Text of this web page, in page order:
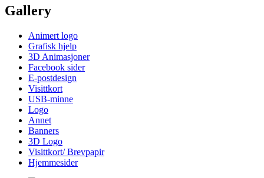
Gallery
Animert logo
Grafisk hjelp
3D Animasjoner
Facebook sider
E-postdesign
Visittkort
USB-minne
Logo
Annet
Banners
3D Logo
Visittkort/ Brevpapir
Hjemmesider